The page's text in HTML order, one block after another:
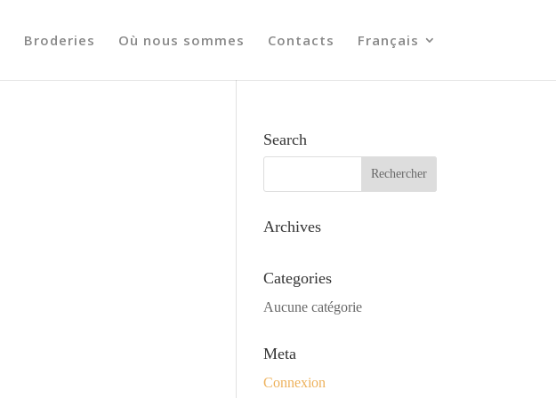
Broderies Où nous sommes Contacts Français
Search
Archives
Categories
Aucune catégorie
Meta
Connexion